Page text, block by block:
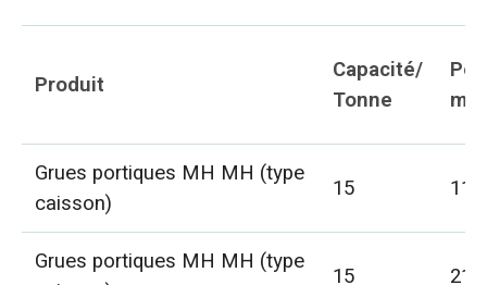
Produit
Capacité/
Tonne
m
Grues portiques MH MH (type
caisson)
15 11
Grues portiques MH MH (type
15 21